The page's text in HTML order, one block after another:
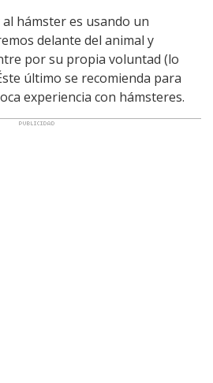
hámster es usando un
delante del animal y
por su propia voluntad (lo
último se recomienda para
experiencia con hámsteres.